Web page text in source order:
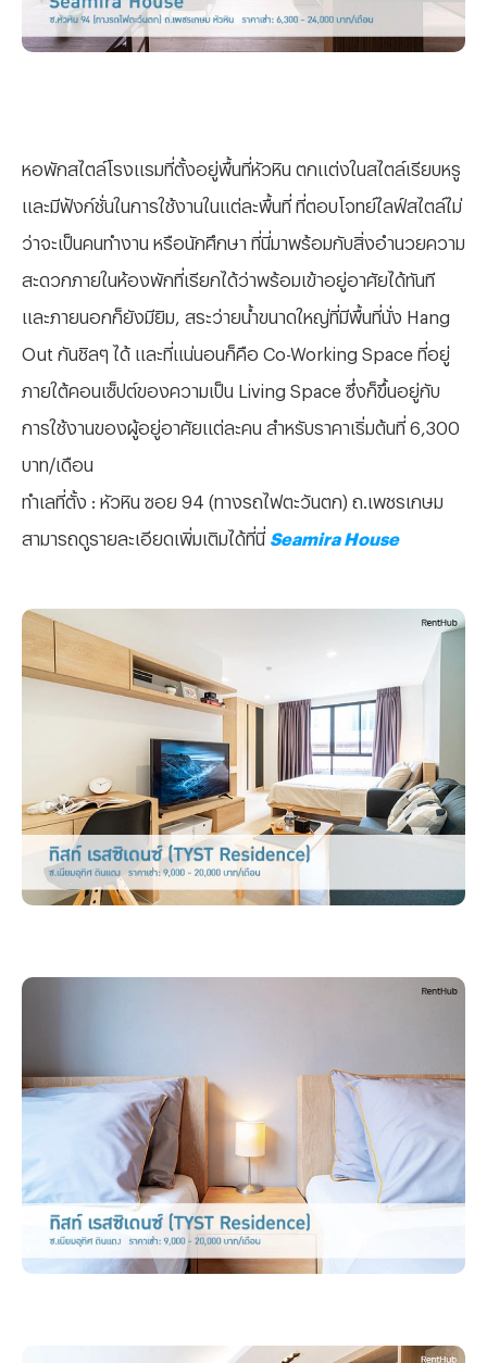
หอพักสไตล์โรงแรมที่ตั้งอยู่พื้นที่หัวหิน ตกแต่งในสไตล์เรียบหรู
และมีฟังก์ชั่นในการใช้งานในแต่ละพื้นที่ ที่ตอบโจทย์ไลฟ์สไตล์ไม่
ว่าจะเป็นคนทำงาน หรือนักศึกษา ที่นี่มาพร้อมกับสิ่งอำนวยความ
สะดวกภายในห้องพักที่เรียกได้ว่าพร้อมเข้าอยู่อาศัยได้ทันที
และภายนอกก็ยังมียิม, สระว่ายน้ำขนาดใหญ่ที่มีพื้นที่นั่ง Hang
Out กันชิลๆ ได้ และที่แน่นอนก็คือ Co-Working Space ที่อยู่
ภายใต้คอนเซ็ปต์ของความเป็น Living Space ซึ่งก็ขึ้นอยู่กับ
การใช้งานของผู้อยู่อาศัยแต่ละคน สำหรับราคาเริ่มต้นที่ 6,300
บาท/เดือน
ทำเลที่ตั้ง : หัวหิน ซอย 94 (ทางรถไฟตะวันตก) ถ.เพชรเกษม
สามารถดูรายละเอียดเพิ่มเติมได้ที่นี่ Seamira House